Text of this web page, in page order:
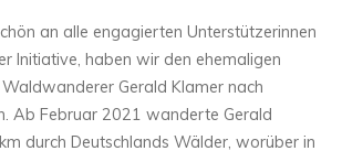
an alle engagierten Unterstützerinnen
Initiative, haben wir den ehemaligen
Gerald Klamer nach
Ab Februar 2021 wanderte Gerald
durch Deutschlands Wälder, worüber in